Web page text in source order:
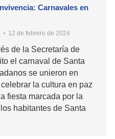
Carnavales en
12 de febrero de 2024
de la Secretaría de
el carnaval de Santa
se unieron en
la cultura en paz
fiesta marcada por la
habitantes de Santa